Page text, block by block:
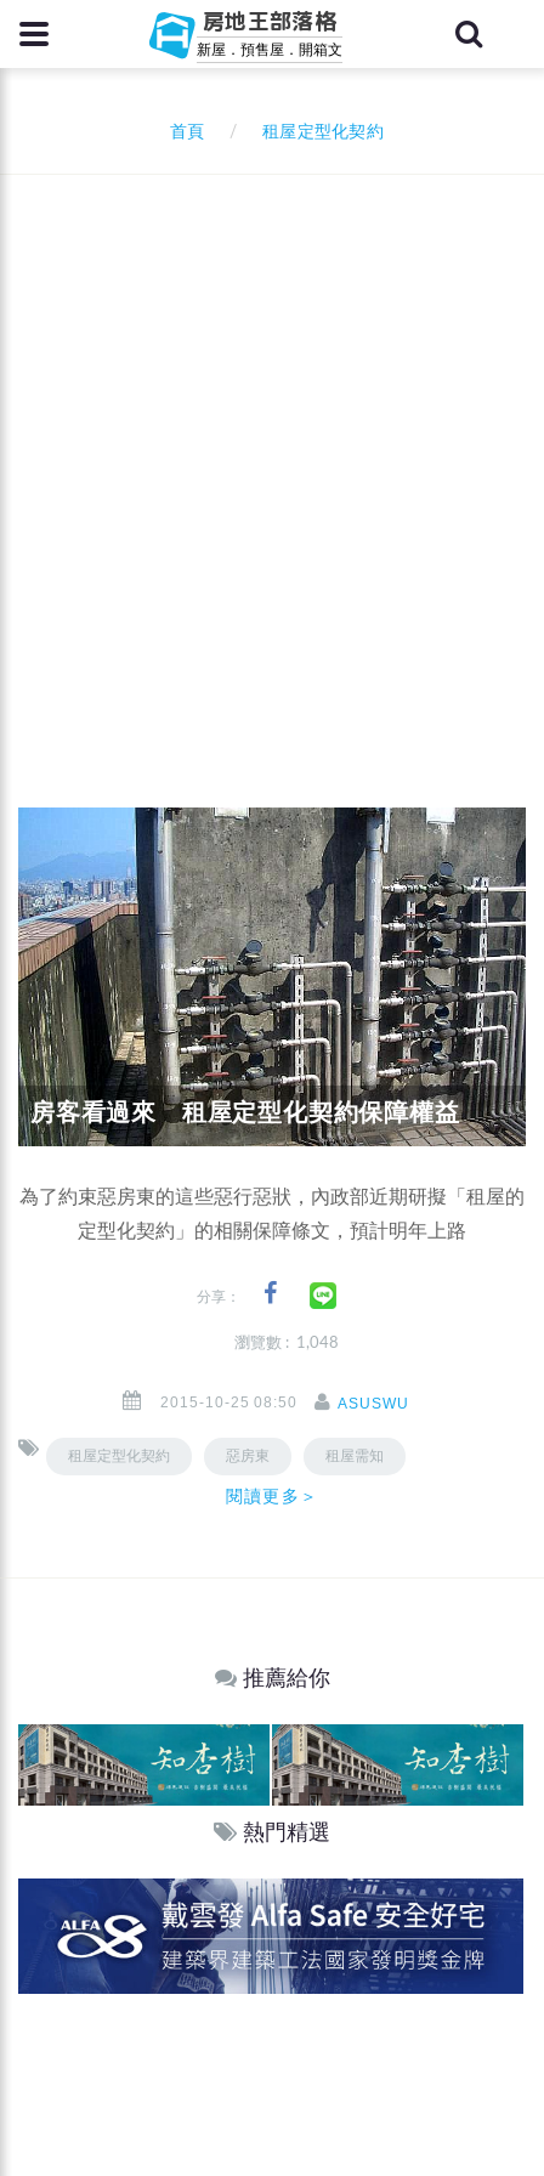
房地王部落格
新屋．預售屋．開箱文
首頁 租屋定型化契約
房客看過來 租屋定型化契約保障權益
為了約束惡房東的這些惡行惡狀，內政部近期研擬「租屋的
定型化契約」的相關保障條文，預計明年上路
分享：
瀏覽數 : 1,048
2015-10-25 08:50 ASUSWU
租屋定型化契約 惡房東 租屋需知
閱讀更多＞
推薦給你
熱門精選